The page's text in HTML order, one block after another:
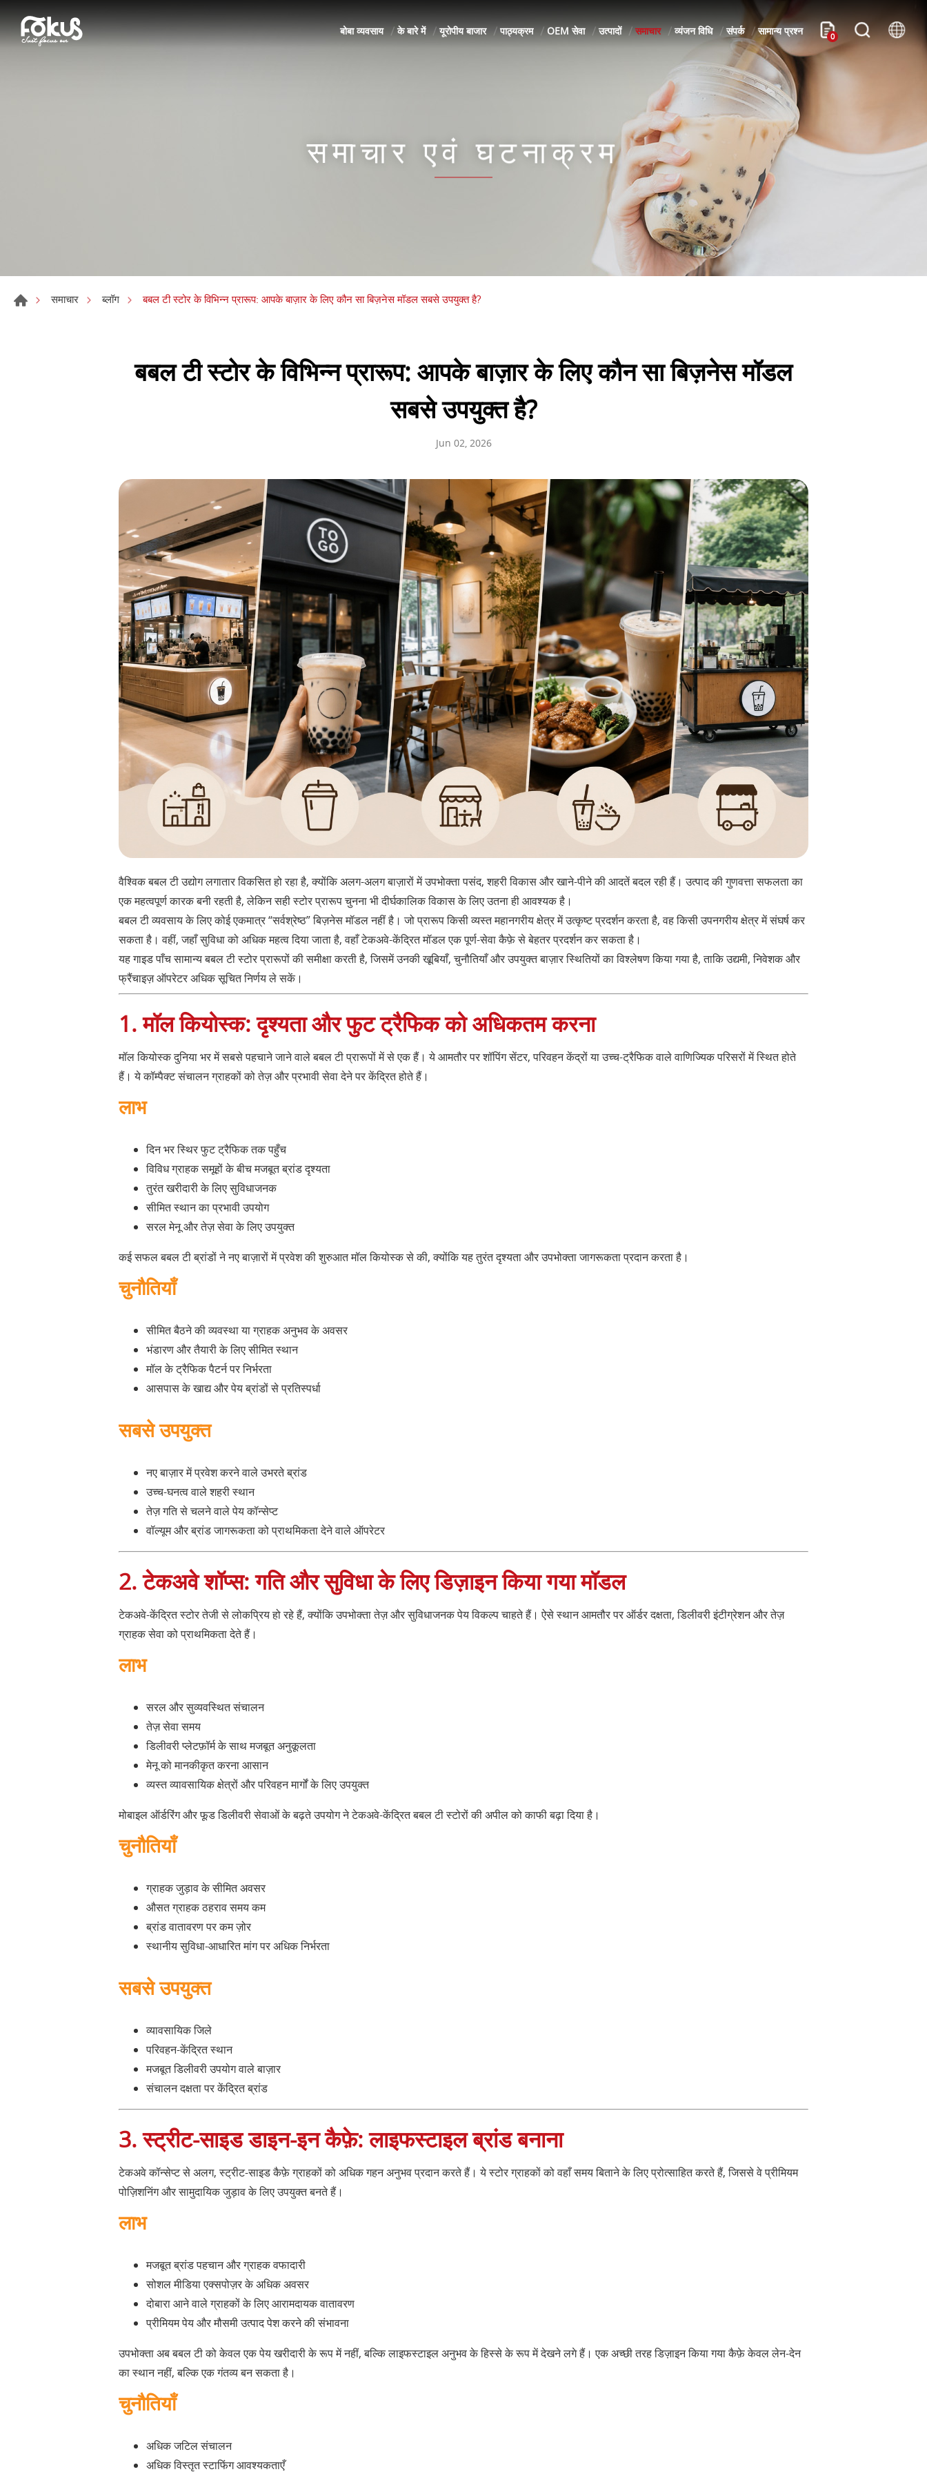
बोबा व्यवसाय के बारे में यूरोपीय बाजार पाठ्यक्रम OEM सेवा उत्पादों समाचार व्यंजन विधि संपर्क सामान्य प्रश्न 0
समाचार एवं घटनाक्रम
समाचार ब्लॉग बबल टी स्टोर के विभिन्न प्रारूप: आपके बाज़ार के लिए कौन सा बिज़नेस मॉडल सबसे उपयुक्त है?
बबल टी स्टोर के विभिन्न प्रारूप: आपके बाज़ार के लिए कौन सा बिज़नेस मॉडल
सबसे उपयुक्त है?
Jun 02, 2026
वैश्विक बबल टी उद्योग लगातार विकसित हो रहा है, क्योंकि अलग-अलग बाज़ारों में उपभोक्ता पसंद, शहरी विकास और खाने-पीने की आदतें बदल रही हैं। उत्पाद की गुणवत्ता सफलता का
एक महत्वपूर्ण कारक बनी रहती है, लेकिन सही स्टोर प्रारूप चुनना भी दीर्घकालिक विकास के लिए उतना ही आवश्यक है।
बबल टी व्यवसाय के लिए कोई एकमात्र “सर्वश्रेष्ठ” बिज़नेस मॉडल नहीं है। जो प्रारूप किसी व्यस्त महानगरीय क्षेत्र में उत्कृष्ट प्रदर्शन करता है, वह किसी उपनगरीय क्षेत्र में संघर्ष कर
सकता है। वहीं, जहाँ सुविधा को अधिक महत्व दिया जाता है, वहाँ टेकअवे-केंद्रित मॉडल एक पूर्ण-सेवा कैफ़े से बेहतर प्रदर्शन कर सकता है।
यह गाइड पाँच सामान्य बबल टी स्टोर प्रारूपों की समीक्षा करती है, जिसमें उनकी खूबियाँ, चुनौतियाँ और उपयुक्त बाज़ार स्थितियों का विश्लेषण किया गया है, ताकि उद्यमी, निवेशक और
फ्रैंचाइज़ ऑपरेटर अधिक सूचित निर्णय ले सकें।
1. मॉल कियोस्क: दृश्यता और फुट ट्रैफिक को अधिकतम करना
मॉल कियोस्क दुनिया भर में सबसे पहचाने जाने वाले बबल टी प्रारूपों में से एक हैं। ये आमतौर पर शॉपिंग सेंटर, परिवहन केंद्रों या उच्च-ट्रैफिक वाले वाणिज्यिक परिसरों में स्थित होते
हैं। ये कॉम्पैक्ट संचालन ग्राहकों को तेज़ और प्रभावी सेवा देने पर केंद्रित होते हैं।
लाभ
दिन भर स्थिर फुट ट्रैफिक तक पहुँच
विविध ग्राहक समूहों के बीच मजबूत ब्रांड दृश्यता
तुरंत खरीदारी के लिए सुविधाजनक
सीमित स्थान का प्रभावी उपयोग
सरल मेनू और तेज़ सेवा के लिए उपयुक्त
कई सफल बबल टी ब्रांडों ने नए बाज़ारों में प्रवेश की शुरुआत मॉल कियोस्क से की, क्योंकि यह तुरंत दृश्यता और उपभोक्ता जागरूकता प्रदान करता है।
चुनौतियाँ
सीमित बैठने की व्यवस्था या ग्राहक अनुभव के अवसर
भंडारण और तैयारी के लिए सीमित स्थान
मॉल के ट्रैफिक पैटर्न पर निर्भरता
आसपास के खाद्य और पेय ब्रांडों से प्रतिस्पर्धा
सबसे उपयुक्त
नए बाज़ार में प्रवेश करने वाले उभरते ब्रांड
उच्च-घनत्व वाले शहरी स्थान
तेज़ गति से चलने वाले पेय कॉन्सेप्ट
वॉल्यूम और ब्रांड जागरूकता को प्राथमिकता देने वाले ऑपरेटर
2. टेकअवे शॉप्स: गति और सुविधा के लिए डिज़ाइन किया गया मॉडल
टेकअवे-केंद्रित स्टोर तेजी से लोकप्रिय हो रहे हैं, क्योंकि उपभोक्ता तेज़ और सुविधाजनक पेय विकल्प चाहते हैं। ऐसे स्थान आमतौर पर ऑर्डर दक्षता, डिलीवरी इंटीग्रेशन और तेज़
ग्राहक सेवा को प्राथमिकता देते हैं।
लाभ
सरल और सुव्यवस्थित संचालन
तेज़ सेवा समय
डिलीवरी प्लेटफ़ॉर्म के साथ मजबूत अनुकूलता
मेनू को मानकीकृत करना आसान
व्यस्त व्यावसायिक क्षेत्रों और परिवहन मार्गों के लिए उपयुक्त
मोबाइल ऑर्डरिंग और फूड डिलीवरी सेवाओं के बढ़ते उपयोग ने टेकअवे-केंद्रित बबल टी स्टोरों की अपील को काफी बढ़ा दिया है।
चुनौतियाँ
ग्राहक जुड़ाव के सीमित अवसर
औसत ग्राहक ठहराव समय कम
ब्रांड वातावरण पर कम ज़ोर
स्थानीय सुविधा-आधारित मांग पर अधिक निर्भरता
सबसे उपयुक्त
व्यावसायिक जिले
परिवहन-केंद्रित स्थान
मजबूत डिलीवरी उपयोग वाले बाज़ार
संचालन दक्षता पर केंद्रित ब्रांड
3. स्ट्रीट-साइड डाइन-इन कैफ़े: लाइफस्टाइल ब्रांड बनाना
टेकअवे कॉन्सेप्ट से अलग, स्ट्रीट-साइड कैफ़े ग्राहकों को अधिक गहन अनुभव प्रदान करते हैं। ये स्टोर ग्राहकों को वहाँ समय बिताने के लिए प्रोत्साहित करते हैं, जिससे वे प्रीमियम
पोज़िशनिंग और सामुदायिक जुड़ाव के लिए उपयुक्त बनते हैं।
लाभ
मजबूत ब्रांड पहचान और ग्राहक वफादारी
सोशल मीडिया एक्सपोज़र के अधिक अवसर
दोबारा आने वाले ग्राहकों के लिए आरामदायक वातावरण
प्रीमियम पेय और मौसमी उत्पाद पेश करने की संभावना
उपभोक्ता अब बबल टी को केवल एक पेय खरीदारी के रूप में नहीं, बल्कि लाइफस्टाइल अनुभव के हिस्से के रूप में देखने लगे हैं। एक अच्छी तरह डिज़ाइन किया गया कैफ़े केवल लेन-देन
का स्थान नहीं, बल्कि एक गंतव्य बन सकता है।
चुनौतियाँ
अधिक जटिल संचालन
अधिक विस्तृत स्टाफिंग आवश्यकताएँ